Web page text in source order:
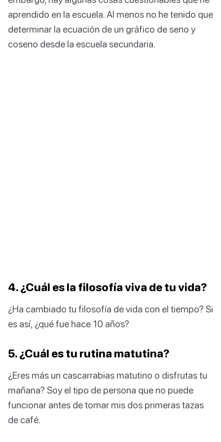
aprendido en la escuela. Al menos no he tenido que
determinar la ecuación de un gráfico de seno y
coseno desde la escuela secundaria.
4. ¿Cuál es la filosofía viva de tu vida?
¿Ha cambiado tu filosofía de vida con el tiempo? Si
es así, ¿qué fue hace 10 años?
5. ¿Cuál es tu rutina matutina?
¿Eres más un cascarrabias matutino o disfrutas tu
mañana? Soy el tipo de persona que no puede
funcionar antes de tomar mis dos primeras tazas
de café.